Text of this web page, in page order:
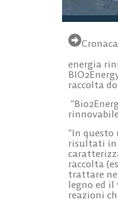
Cronaca
energia
raccolta
“In
risultati in
raccolta
trattare
legno ed il
reazioni